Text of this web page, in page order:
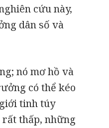
cứu này,
dân số và
nó mơ hồ và
có thể kéo
tinh túy
thấp, những